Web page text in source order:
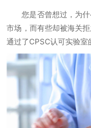
您是否曾想过，为
市场，而有些却被海关
通过了CPSC认可实验室